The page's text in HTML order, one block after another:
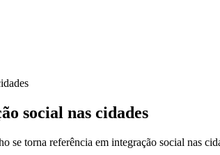
social nas cidades
se torna referência em integração social nas